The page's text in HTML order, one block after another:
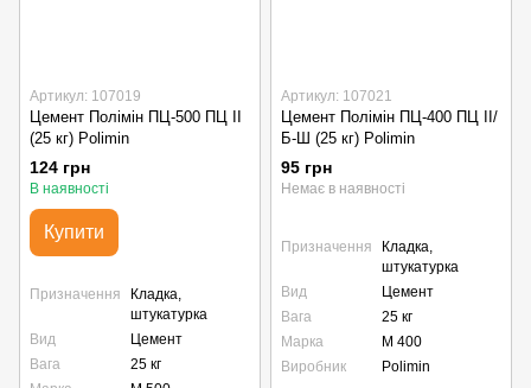
Артикул: 107019
Цемент Полімін ПЦ-500 ПЦ ІІ
(25 кг) Polimin
124 грн
В наявності
Купити
Призначення
Кладка,
штукатурка
Вид
Цемент
Вага
25 кг
Артикул: 107021
Цемент Полімін ПЦ-400 ПЦ ІІ/
Б-Ш (25 кг) Polimin
95 грн
Немає в наявності
Призначення
Кладка,
штукатурка
Вид
Цемент
Вага
25 кг
Марка
М 400
Виробник
Polimin